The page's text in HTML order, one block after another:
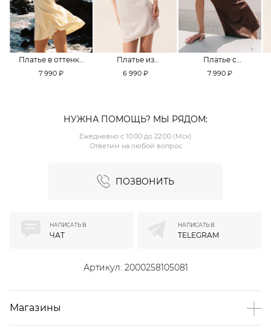
Платье в оттенке
Pale Banana
7 990 ₽
Платье из
смесовой вискозы
6 990 ₽
Платье с
кружевной
7 990 ₽
НУЖНА ПОМОЩЬ? МЫ РЯДОМ:
ПОЗВОНИТЬ
Ежедневно с 10:00 до 22:00 (Мск)
Ответим на любой вопрос
Артикул: 2000258105081
НАПИСАТЬ В
ЧАТ
НАПИСАТЬ В
TELEGRAM
Магазины